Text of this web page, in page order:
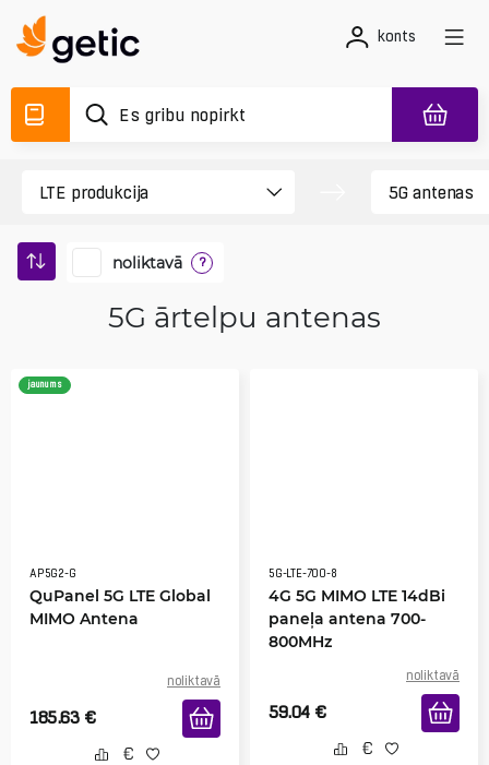
konts
noliktavā ?
5G ārtelpu antenas
jaunums
AP5G2-G
QuPanel 5G LTE Global
MIMO Antena
noliktavā
185.63 €
5G-LTE-700-8
4G 5G MIMO LTE 14dBi
paneļa antena 700-
800MHz
noliktavā
59.04 €